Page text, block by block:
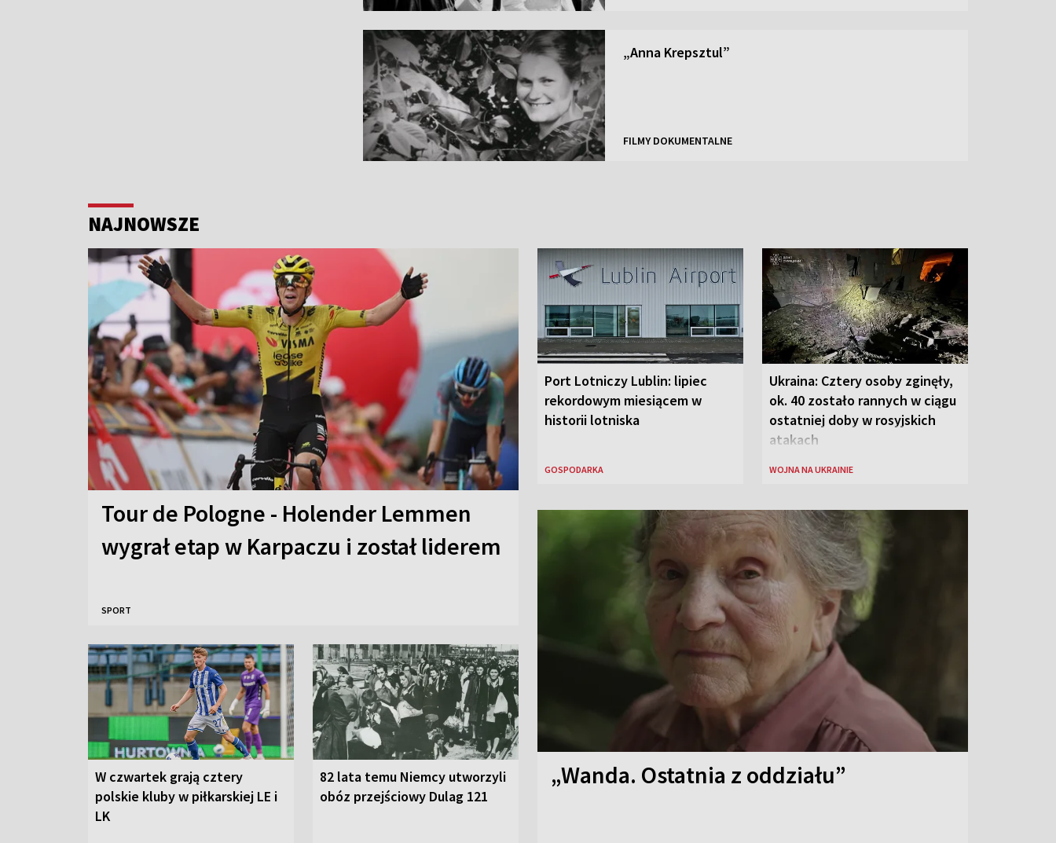
„Anna Krepsztul”
FILMY DOKUMENTALNE
NAJNOWSZE
Tour de Pologne - Holender Lemmen
wygrał etap w Karpaczu i został liderem
SPORT
Port Lotniczy Lublin: lipiec
rekordowym miesiącem w
historii lotniska
GOSPODARKA
Ukraina: Cztery osoby zginęły,
ok. 40 zostało rannych w ciągu
ostatniej doby w rosyjskich
atakach
WOJNA NA UKRAINIE
W czwartek grają cztery
polskie kluby w piłkarskiej LE i
LK
82 lata temu Niemcy utworzyli
obóz przejściowy Dulag 121
„Wanda. Ostatnia z oddziału”